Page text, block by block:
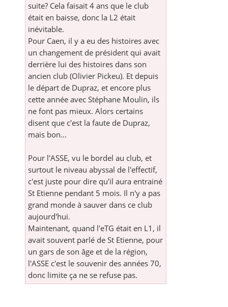
suite? Cela faisait 4 ans que le club
était en baisse, donc la L2 était
inévitable.
Pour Caen, il y a eu des histoires avec
un changement de président qui avait
derrière lui des histoires dans son
ancien club (Olivier Pickeu). Et depuis
le départ de Dupraz, et encore plus
cette année avec Stéphane Moulin, ils
ne font pas mieux. Alors certains
disent que c'est la faute de Dupraz,
mais bon...
Pour l'ASSE, vu le bordel au club, et
surtout le niveau abyssal de l'effectif,
c'est juste pour dire qu'il aura entrainé
St Etienne pendant 5 mois. Il n'y a pas
grand monde à sauver dans ce club
aujourd'hui.
Maintenant, quand l'eTG était en L1, il
avait souvent parlé de St Etienne, pour
un gars de son âge et de la région,
l'ASSE c'est le souvenir des années 70,
donc limite ça ne se refuse pas.